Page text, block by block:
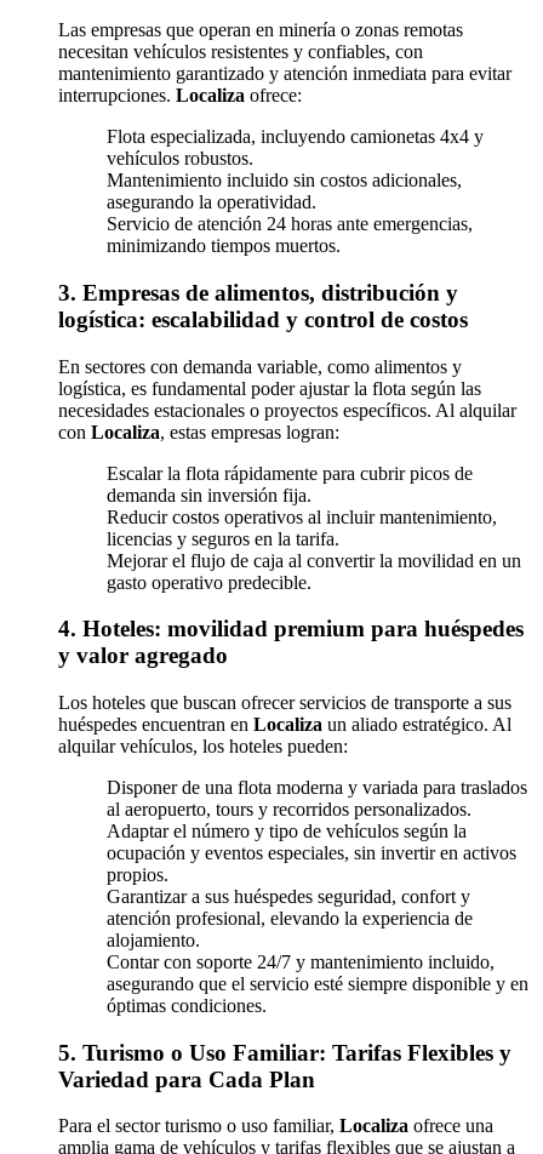
Las empresas que operan en minería o zonas remotas
necesitan vehículos resistentes y confiables, con
mantenimiento garantizado y atención inmediata para evitar
interrupciones. Localiza ofrece:
Flota especializada, incluyendo camionetas 4x4 y
vehículos robustos.
Mantenimiento incluido sin costos adicionales,
asegurando la operatividad.
Servicio de atención 24 horas ante emergencias,
minimizando tiempos muertos.
3. Empresas de alimentos, distribución y
logística: escalabilidad y control de costos
En sectores con demanda variable, como alimentos y
logística, es fundamental poder ajustar la flota según las
necesidades estacionales o proyectos específicos. Al alquilar
con Localiza, estas empresas logran:
Escalar la flota rápidamente para cubrir picos de
demanda sin inversión fija.
Reducir costos operativos al incluir mantenimiento,
licencias y seguros en la tarifa.
Mejorar el flujo de caja al convertir la movilidad en un
gasto operativo predecible.
4. Hoteles: movilidad premium para huéspedes
y valor agregado
Los hoteles que buscan ofrecer servicios de transporte a sus
huéspedes encuentran en Localiza un aliado estratégico. Al
alquilar vehículos, los hoteles pueden:
Disponer de una flota moderna y variada para traslados
al aeropuerto, tours y recorridos personalizados.
Adaptar el número y tipo de vehículos según la
ocupación y eventos especiales, sin invertir en activos
propios.
Garantizar a sus huéspedes seguridad, confort y
atención profesional, elevando la experiencia de
alojamiento.
Contar con soporte 24/7 y mantenimiento incluido,
asegurando que el servicio esté siempre disponible y en
óptimas condiciones.
5. Turismo o Uso Familiar: Tarifas Flexibles y
Variedad para Cada Plan
Para el sector turismo o uso familiar, Localiza ofrece una
amplia gama de vehículos y tarifas flexibles que se ajustan a